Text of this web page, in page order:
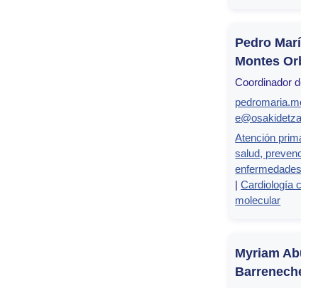
Pedro María
Montes Orbe
Coordinador del
Atención primaria
salud,
enfermedades
|Cardiología
molecular
Myriam
Barrenechea